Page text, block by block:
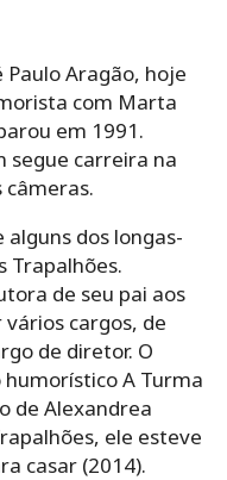
Paulo Aragão, hoje
com Marta
em 1991.
segue carreira na
câmeras.
dos longas-
Trapalhões.
de seu pai aos
vários cargos, de
de diretor. O
A Turma
de Alexandrea
ele esteve
casar (2014).